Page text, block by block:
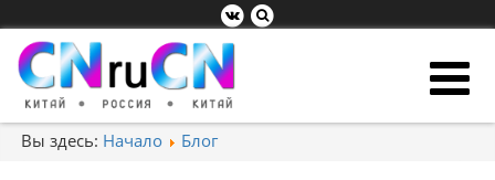
Вы здесь: Начало Блог